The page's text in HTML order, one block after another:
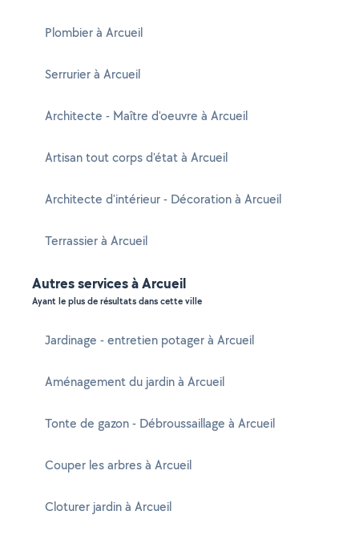
Plombier à Arcueil
Serrurier à Arcueil
Architecte - Maître d'oeuvre à Arcueil
Artisan tout corps d'état à Arcueil
Architecte d'intérieur - Décoration à Arcueil
Terrassier à Arcueil
Autres services à Arcueil
Ayant le plus de résultats dans cette ville
Jardinage - entretien potager à Arcueil
Aménagement du jardin à Arcueil
Tonte de gazon - Débroussaillage à Arcueil
Couper les arbres à Arcueil
Cloturer jardin à Arcueil